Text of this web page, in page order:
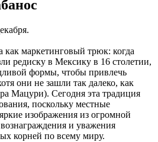
как маркетинговый трюк: когда
редиску в Мексику в 16 столетии,
формы, чтобы привлечь
они не зашли так далеко, как
Мацури). Сегодня эта традиция
поскольку местные
изображения из огромной
и уважения
корней по всему миру.